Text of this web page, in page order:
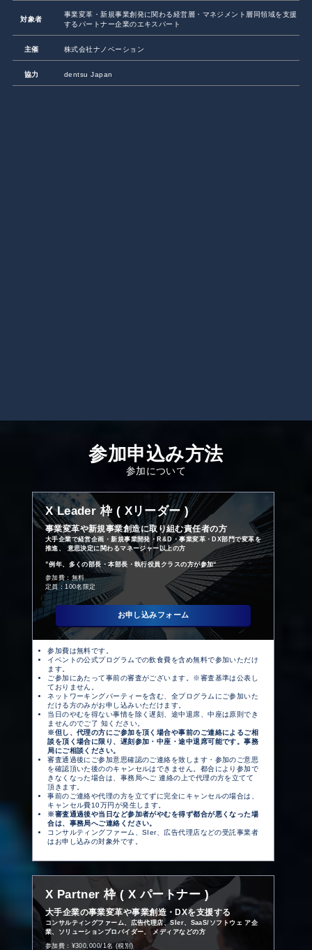
対象者
事業変革・新規事業創発に関わる経営層・マネジメント層同領域を支援
するパートナー企業のエキスパート
主催 株式会社ナノベーション
協力 dentsu Japan
参加申込み方法
参加について
XLeader 枠 ( Xリーダー )
事業変革や新規事業創造に取り組む責任者の方
大手企業で経営企画・新規事業開発・R&D・事業変革・DX部門で変革を
推進、 意思決定に関わるマネージャー以上の方
”例年、多くの部長・本部長・執行役員クラスの方が参加“
参加費：無料
定員：100名限定
お申し込みフォーム
参加費は無料です。
イベントの公式プログラムでの飲食費を含め無料で参加いただけ
ます。
ご参加にあたって事前の審査がございます。※審査基準は公表し
ておりません。
ネットワーキングパーティーを含む、全プログラムにご参加いた
だける方のみがお申し込みいただけます。
当日のやむを得ない事情を除く遅刻、途中退席、中座は原則でき
ませんのでご了 知ください。
※但し、代理の方にご参加を頂く場合や事前のご連絡によるご相
談を頂く場合に限り、遅刻参加・中座・途中退席可能です。事務
局にご相談ください。
審査通過後にご参加意思確認のご連絡を致します・参加のご意思
を確認頂いた後ののキャンセルはできません。都合により参加で
きなくなった場合は、事務局へご 連絡の上で代理の方を立てて
頂きます。
事前のご連絡や代理の方を立てずに完全にキャンセルの場合は、
キャンセル費10万円が発生します。
※審査通過後や当日など参加者がやむを得ず都合が悪くなった場
合は、事務局へご連絡ください。
コンサルティングファーム、SIer、広告代理店などの受託事業者
はお申し込みの対象外です。
X Partner 枠 ( X パートナー )
大手企業の事業変革や事業創造・DXを支援する
コンサルティングファーム、広告代理店、SIer、SaaS/ソフトウェ ア企
業、ソリューションプロバイダー、 メディアなどの方
参加費：¥300,000/1名 (税別)